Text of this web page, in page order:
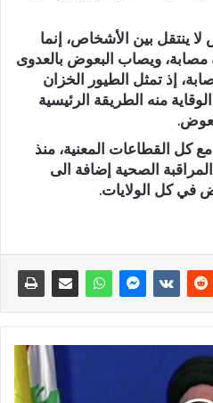
ينتقل بين الأشخاص، إنما
ويصاب البعوض بالعدوى
إذ تمثل الطيور الخزان
منه الطريقة الرئيسية
كل القطاعات المعنية، منذ
الصحية إضافة الى
في كل الولايات.